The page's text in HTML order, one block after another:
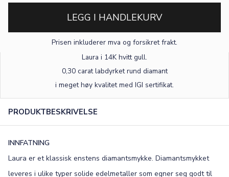
LEGG I HANDLEKURV
Prisen inkluderer mva og forsikret frakt.
Laura i 14K hvitt gull.
0,30 carat labdyrket rund diamant
i meget høy kvalitet med IGI sertifikat.
PRODUKTBESKRIVELSE
INNFATNING
Laura er et klassisk enstens diamantsmykke. Diamantsmykket
leveres i ulike typer solide edelmetaller som egner seg godt til